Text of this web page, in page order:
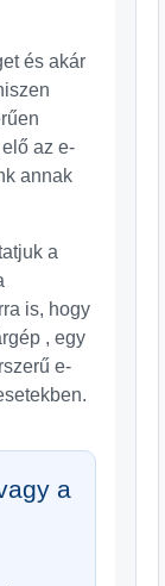
és akár
az e-
annak
a
is, hogy
, egy
e-
a